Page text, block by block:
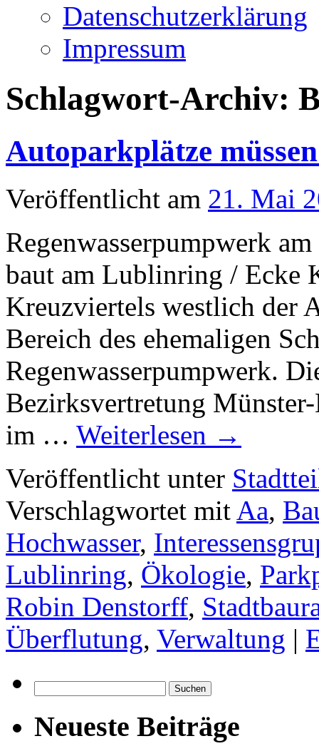
Datenschutzerklärung
Impressum
Schlagwort-Archiv:
Autoparkplätze
Veröffentlicht am 21. Mai
Regenwasserpumpwerk
baut am Lublinring / Ecke
Kreuzviertels westlich der
Bereich des ehemaligen
Regenwasserpumpwerk.
Bezirksvertretung
im … Weiterlesen →
Veröffentlicht unter
Verschlagwortet mit Aa,
Hochwasser,
Lublinring, Ökologie,
Robin Denstorff,
Überflutung, Verwaltung |
nach:
Neueste Beiträge